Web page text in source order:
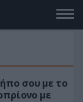
σου με το
με